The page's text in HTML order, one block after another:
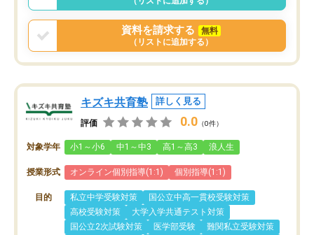
資料を請求する
無料
（リストに追加する）
キズキ共育塾 詳しく見る
評価 0.0 （0件）
対象学年 小1～小6 中1～中3 高1～高3 浪人生
授業形式 オンライン個別指導(1:1) 個別指導(1:1)
目的 私立中学受験対策
国公立中高一貫校受験対策
高校受験対策
大学入学共通テスト対策
国公立2次試験対策
医学部受験
難関私立受験対策